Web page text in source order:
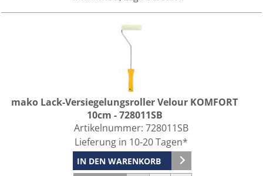
mako Lack-Versiegelungsroller Velour KOMFORT
10cm - 728011SB
Artikelnummer:728011SB
Lieferung in 10-20 Tagen*
IN DEN WARENKORB